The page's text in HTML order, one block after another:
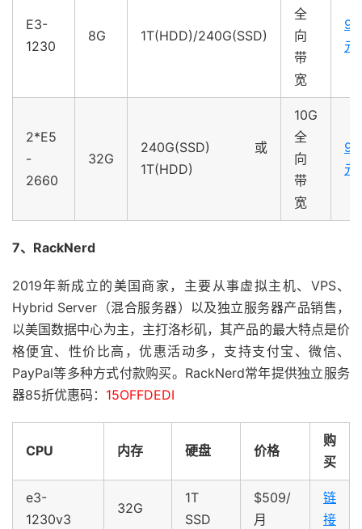
E3-
1230
8G 1T(HDD)/240G(SSD)
全
向
带
宽
元
2*E5
-
2660
32G
240G(SSD)或
1T(HDD)
10G
全
向
带
宽
元
7、RackNerd
2019年新成立的美国商家，主要从事虚拟主机、VPS、
Hybrid Server（混合服务器）以及独立服务器产品销售，
以美国数据中心为主，主打洛杉矶，其产品的最大特点是价
格便宜、性价比高，优惠活动多，支持支付宝、微信、
PayPal等多种方式付款购买。RackNerd常年提供独立服务
器85折优惠码： 15OFFDEDI
CPU 内存 硬盘 价格
购
买
e3-
1230v3
32G
1T
SSD
$509/
月
链
接